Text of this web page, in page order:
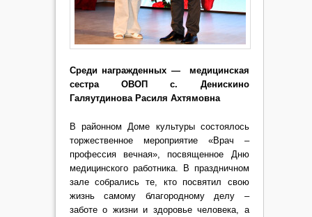
Среди награжденных — медицинская
сестра ОВОП с. Денискино
Галяутдинова Расиля Ахтямовна
В районном Доме культуры состоялось
торжественное мероприятие «Врач –
профессия вечная», посвященное Дню
медицинского работника. В праздничном
зале собрались те, кто посвятил свою
жизнь самому благородному делу –
заботе о жизни и здоровье человека, а